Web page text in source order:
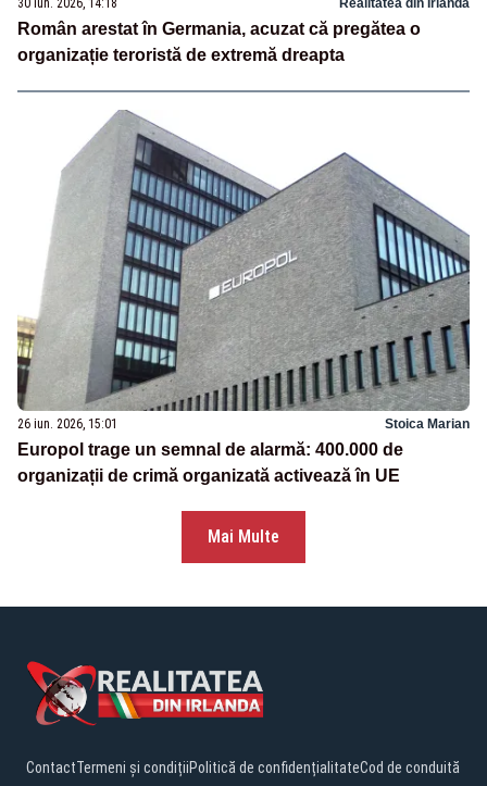
30 iun. 2026, 14:18 Realitatea din Irlanda
Român arestat în Germania, acuzat că pregătea o
organizație teroristă de extremă dreapta
26 iun. 2026, 15:01 Stoica Marian
Europol trage un semnal de alarmă: 400.000 de
organizații de crimă organizată activează în UE
Mai Multe
ContactTermeni și condițiiPolitică de confidențialitateCod de conduită